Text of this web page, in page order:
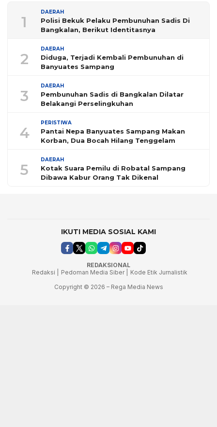
1
DAERAH
Polisi Bekuk Pelaku Pembunuhan Sadis Di
Bangkalan, Berikut Identitasnya
2
DAERAH
Diduga, Terjadi Kembali Pembunuhan di
Banyuates Sampang
3
DAERAH
Pembunuhan Sadis di Bangkalan Dilatar
Belakangi Perselingkuhan
4
PERISTIWA
Pantai Nepa Banyuates Sampang Makan
Korban, Dua Bocah Hilang Tenggelam
5
DAERAH
Kotak Suara Pemilu di Robatal Sampang
Dibawa Kabur Orang Tak Dikenal
IKUTI MEDIA SOSIAL KAMI
REDAKSIONAL
Redaksi |
Pedoman Media Siber |
Kode Etik Jurnalistik
Copyright © 2026 – Rega Media News